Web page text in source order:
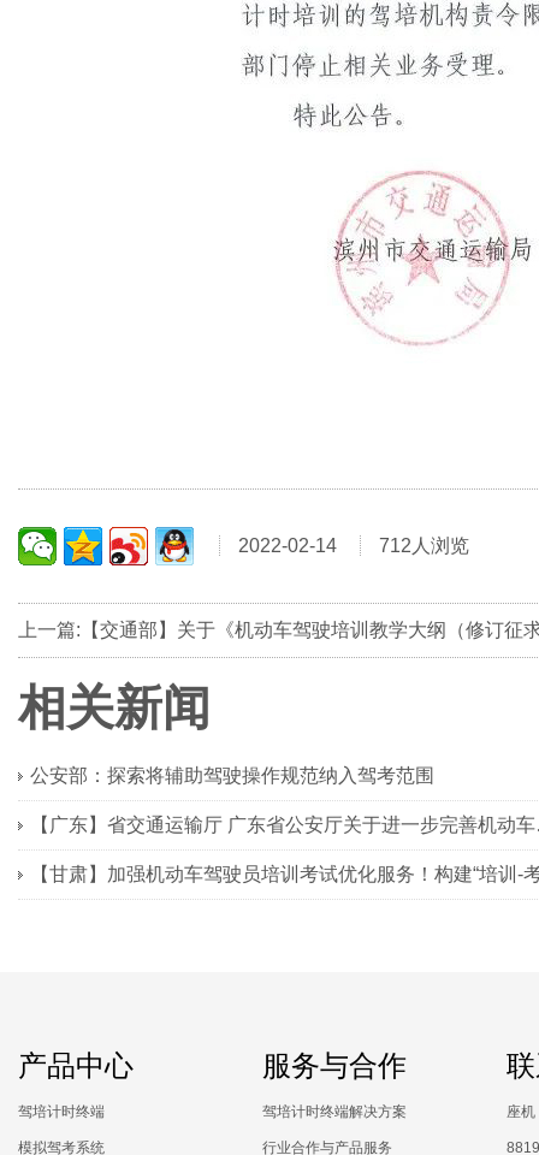
2022-02-14 712人浏览
相关新闻
公安部：探索将辅助驾驶操作规范纳入驾考范围
【广
产品中心
驾培计时终端
模拟驾考系统
服务与合作
驾培计时终端解决方案
行业合作与产品服务
座